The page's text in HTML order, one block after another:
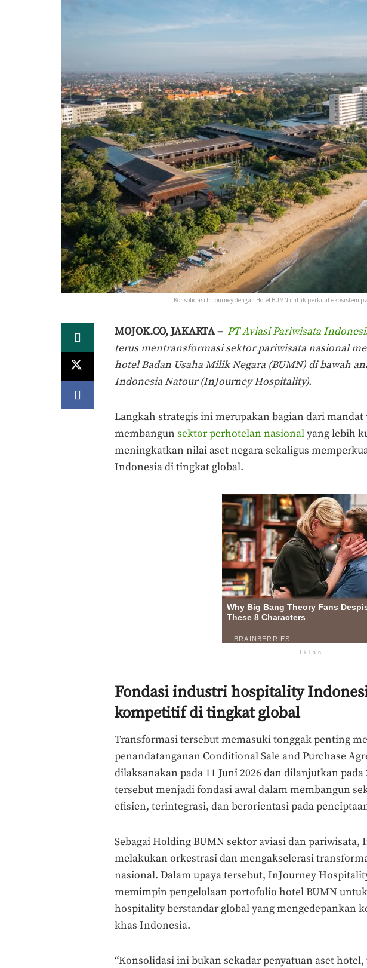
Konsolidasi InJourney dengan Hotel BUMN untuk perkuat ekosistem
MOJOK.CO, JAKARTA – PT Aviasi Pariwisata
terus mentransformasi sektor pariwisata nasional
hotel Badan Usaha Milik Negara (BUMN) di bawah
Indonesia Natour (InJourney Hospitality).
Langkah strategis ini merupakan bagian dari
membangun sektor perhotelan nasionalyang lebih
meningkatkan nilai aset negara sekaligus
Indonesia di tingkat global.
Iklan
Fondasi industri hospitality
kompetitif di tingkat global
Transformasi tersebut memasuki tonggak penting
penandatanganan Conditional Sale and Purchase
dilaksanakan pada 11 Juni 2026 dan dilanjutkan pada
tersebut menjadi fondasi awal dalam membangun
efisien, terintegrasi, dan berorientasi pada
Sebagai Holding BUMN sektor aviasi dan pariwisata,
melakukan orkestrasi dan mengakselerasi
nasional. Dalam upaya tersebut, InJourney
memimpin pengelolaan portofolio hotel BUMN
hospitality berstandar global yang mengedepankan
khas Indonesia.
“Konsolidasi ini bukan sekadar penyatuan aset